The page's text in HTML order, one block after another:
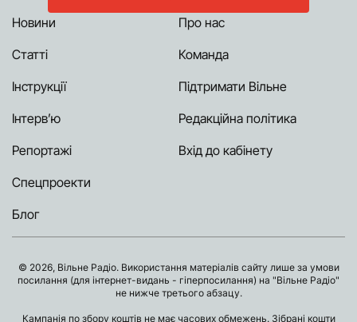
Новини
Статті
Інструкції
Інтерв’ю
Репортажі
Спецпроекти
Блог
Про нас
Команда
Підтримати Вільне
Редакційна політика
Вхід до кабінету
© 2026, Вільне Радіо. Використання матеріалів сайту лише за умови
посилання (для інтернет-видань - гіперпосилання) на "Вільне Радіо"
не нижче третього абзацу.
Кампанія по збору коштів не має часових обмежень. Зібрані кошти